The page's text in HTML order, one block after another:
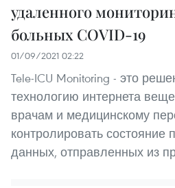
удаленного
больных COVID-19
01/09/2021 02:22
Tele-ICU Monitoring - это
технологию интернета
врачам и медицинскому
контролировать
данных, отправленных из